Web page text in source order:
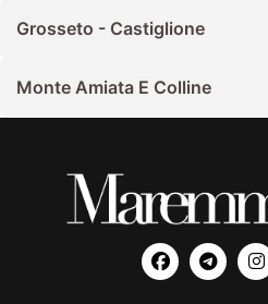
Grosseto - Castiglione
Monte Amiata E Colline